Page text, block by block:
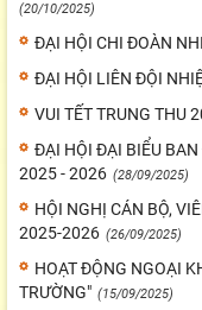
(20/10/2025)
ĐẠI HỘI CHI ĐOÀN
ĐẠI HỘI LIÊN ĐỘI
VUI TẾT TRUNG THU
ĐẠI HỘI ĐẠI BIỂU
2025 - 2026 (28/09/2025)
HỘI NGHỊ CÁN BỘ,
2025-2026 (26/09/2025)
HOẠT ĐỘNG NGOẠI
TRƯỜNG" (15/09/2025)